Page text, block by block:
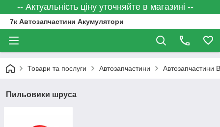
-- Актуальність ціну уточняйте в магазині --
7к Автозапчастини Акумулятори
Товари та послуги Автозапчастини Автозапчастини
Пильовики шруса